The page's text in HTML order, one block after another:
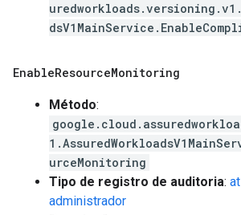
EnableResourceMonitoring
Método:
urceMonitoring
Tipo de registro de auditoria:
administrador